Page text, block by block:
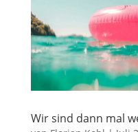
Wir sind dann mal